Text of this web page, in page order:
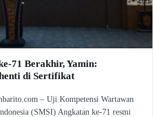
71 Berakhir, Yamin:
di Sertifikat
– Uji Kompetensi Wartawan
(SMSI) Angkatan ke-71 resmi